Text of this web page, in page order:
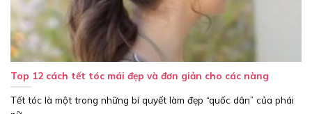
Top 12 cách tết tóc mái đẹp và đơn giản cho các nàng
Tết tóc là một trong những bí quyết làm đẹp “quốc dân” của phái